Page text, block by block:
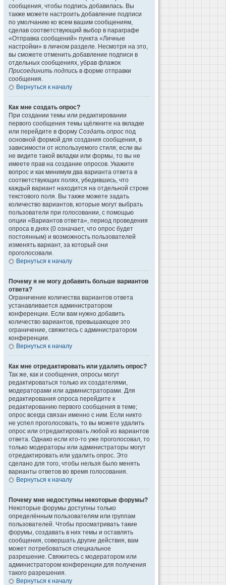
сообщения, чтобы подпись добавилась. Вы
также можете настроить добавление подписи
по умолчанию ко всем вашим сообщениям,
сделав соответствующий выбор в параграфе
«Отправка сообщений» пункта «Личные
настройки» в личном разделе. Несмотря на это,
вы сможете отменить добавление подписи в
отдельных сообщениях, убрав флажок
Присоединить подпись в форме отправки
сообщения.
Вернуться к началу
Как мне создать опрос?
При создании темы или редактировании
первого сообщения темы щёлкните на вкладке
или перейдите в форму Создать опрос под
основной формой для создания сообщения, в
зависимости от используемого стиля; если вы
не видите такой вкладки или формы, то вы не
имеете прав на создание опросов. Укажите
вопрос и как минимум два варианта ответа в
соответствующих полях, убедившись, что
каждый вариант находится на отдельной строке
текстового поля. Вы также можете задать
количество вариантов, которые могут выбрать
пользователи при голосовании, с помощью
опции «Вариантов ответа», период проведения
опроса в днях (0 означает, что опрос будет
постоянным) и возможность пользователей
изменять вариант, за который они
проголосовали.
Вернуться к началу
Почему я не могу добавить больше вариантов
ответа?
Ограничение количества вариантов ответа
устанавливается администратором
конференции. Если вам нужно добавить
количество вариантов, превышающее это
ограничение, свяжитесь с администратором
конференции.
Вернуться к началу
Как мне отредактировать или удалить опрос?
Так же, как и сообщения, опросы могут
редактироваться только их создателями,
модераторами или администраторами. Для
редактирования опроса перейдите к
редактированию первого сообщения в теме;
опрос всегда связан именно с ним. Если никто
не успел проголосовать, то вы можете удалить
опрос или отредактировать любой из вариантов
ответа. Однако если кто-то уже проголосовал, то
только модераторы или администраторы могут
отредактировать или удалить опрос. Это
сделано для того, чтобы нельзя было менять
варианты ответов во время голосования.
Вернуться к началу
Почему мне недоступны некоторые форумы?
Некоторые форумы доступны только
определённым пользователям или группам
пользователей. Чтобы просматривать такие
форумы, создавать в них темы и оставлять
сообщения, совершать другие действия, вам
может потребоваться специальное
разрешение. Свяжитесь с модератором или
администратором конференции для получения
такого разрешения.
Вернуться к началу